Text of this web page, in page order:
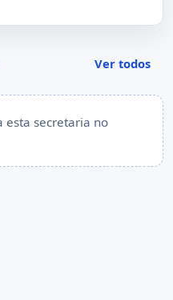
Ver todos
esta secretaria no